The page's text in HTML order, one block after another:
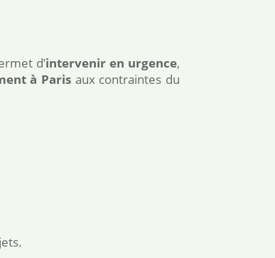
d’intervenir en urgence,
à Paris aux contraintes du